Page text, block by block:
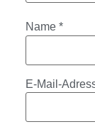
Name *
E-Mail-